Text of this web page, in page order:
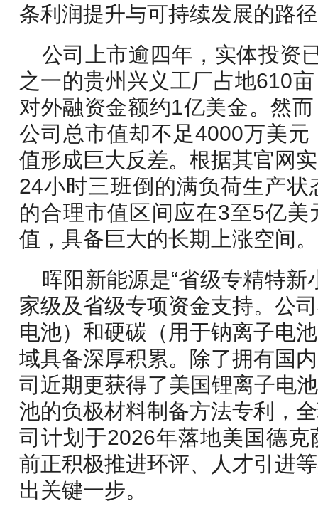
条利润提升与可持续发展的路
公司上市逾四年，实体投资
之一的贵州兴义工厂占地610
对外融资金额约1亿美金。然
公司总市值却不足4000万美
值形成巨大反差。根据其官网
24小时三班倒的满负荷生产
的合理市值区间应在3至5亿
值，具备巨大的长期上涨空间。
晖阳新能源是“省级专精特新
家级及省级专项资金支持。公
电池）和硬碳（用于钠离子电
域具备深厚积累。除了拥有国
司近期更获得了美国锂离子电
池的负极材料制备方法专利，
司计划于2026年落地美国德
前正积极推进环评、人才引进
出关键一步。